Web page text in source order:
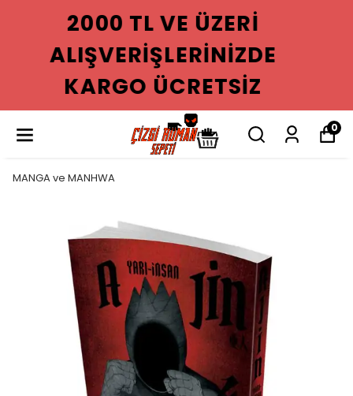
2000 TL VE ÜZERI
ALIŞVERIŞLERINIZDE
KARGO ÜCRETSIZ
0
MANGA ve MANHWA